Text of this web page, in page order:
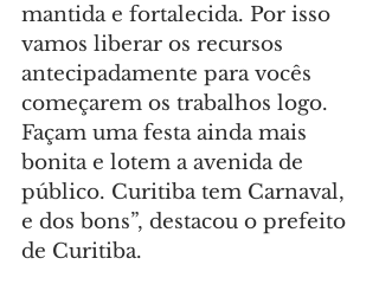
mantida e fortalecida. Por isso
vamos liberar os recursos
antecipadamente para vocês
começarem os trabalhos logo.
Façam uma festa ainda mais
bonita e lotem a avenida de
público. Curitiba tem Carnaval,
e dos bons”, destacou o prefeito
de Curitiba.